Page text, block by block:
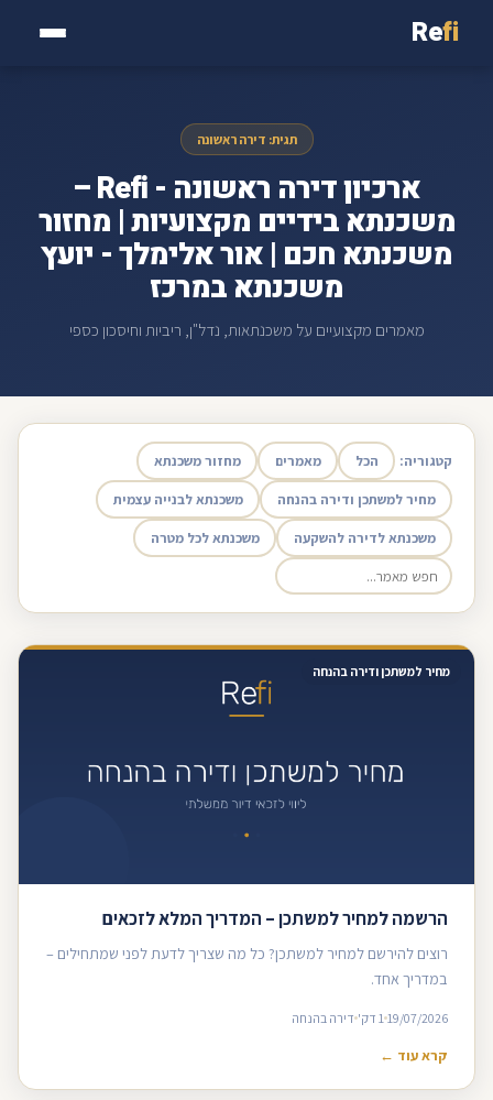
Refi
תגית: דירה ראשונה
ארכיון דירה ראשונה - Refi –
משכנתא בידיים מקצועיות | מחזור
משכנתא חכם | אור אלימלך - יועץ
משכנתא במרכז
מאמרים מקצועיים על משכנתאות, נדל"ן, ריביות וחיסכון כספי
קטגוריה: הכל מאמרים מחזור משכנתא
מחיר למשתכן ודירה בהנחה משכנתא לבנייה עצמית
משכנתא לדירה להשקעה משכנתא לכל מטרה
מחיר למשתכן ודירה בהנחה
הרשמה למחיר למשתכן – המדריך המלא לזכאים
רוצים להירשם למחיר למשתכן? כל מה שצריך לדעת לפני שמתחילים –
במדריך אחד.
19/07/2026 1 דק' דירה בהנחה
קרא עוד ←